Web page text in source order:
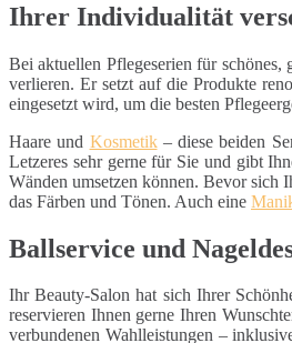
Ihrer Individualität
Bei aktuellen Pflegeserien für schönes,
verlieren. Er setzt auf die Produkte
eingesetzt wird, um die besten
Haare und Kosmetik– diese beiden
Letzeres sehr gerne für Sie und gibt
Wänden umsetzen können. Bevor sich
das Färben und Tönen. Auch eine
Ballservice und
Ihr Beauty-Salon hat sich Ihrer
reservieren Ihnen gerne Ihren
verbundenen Wahlleistungen –